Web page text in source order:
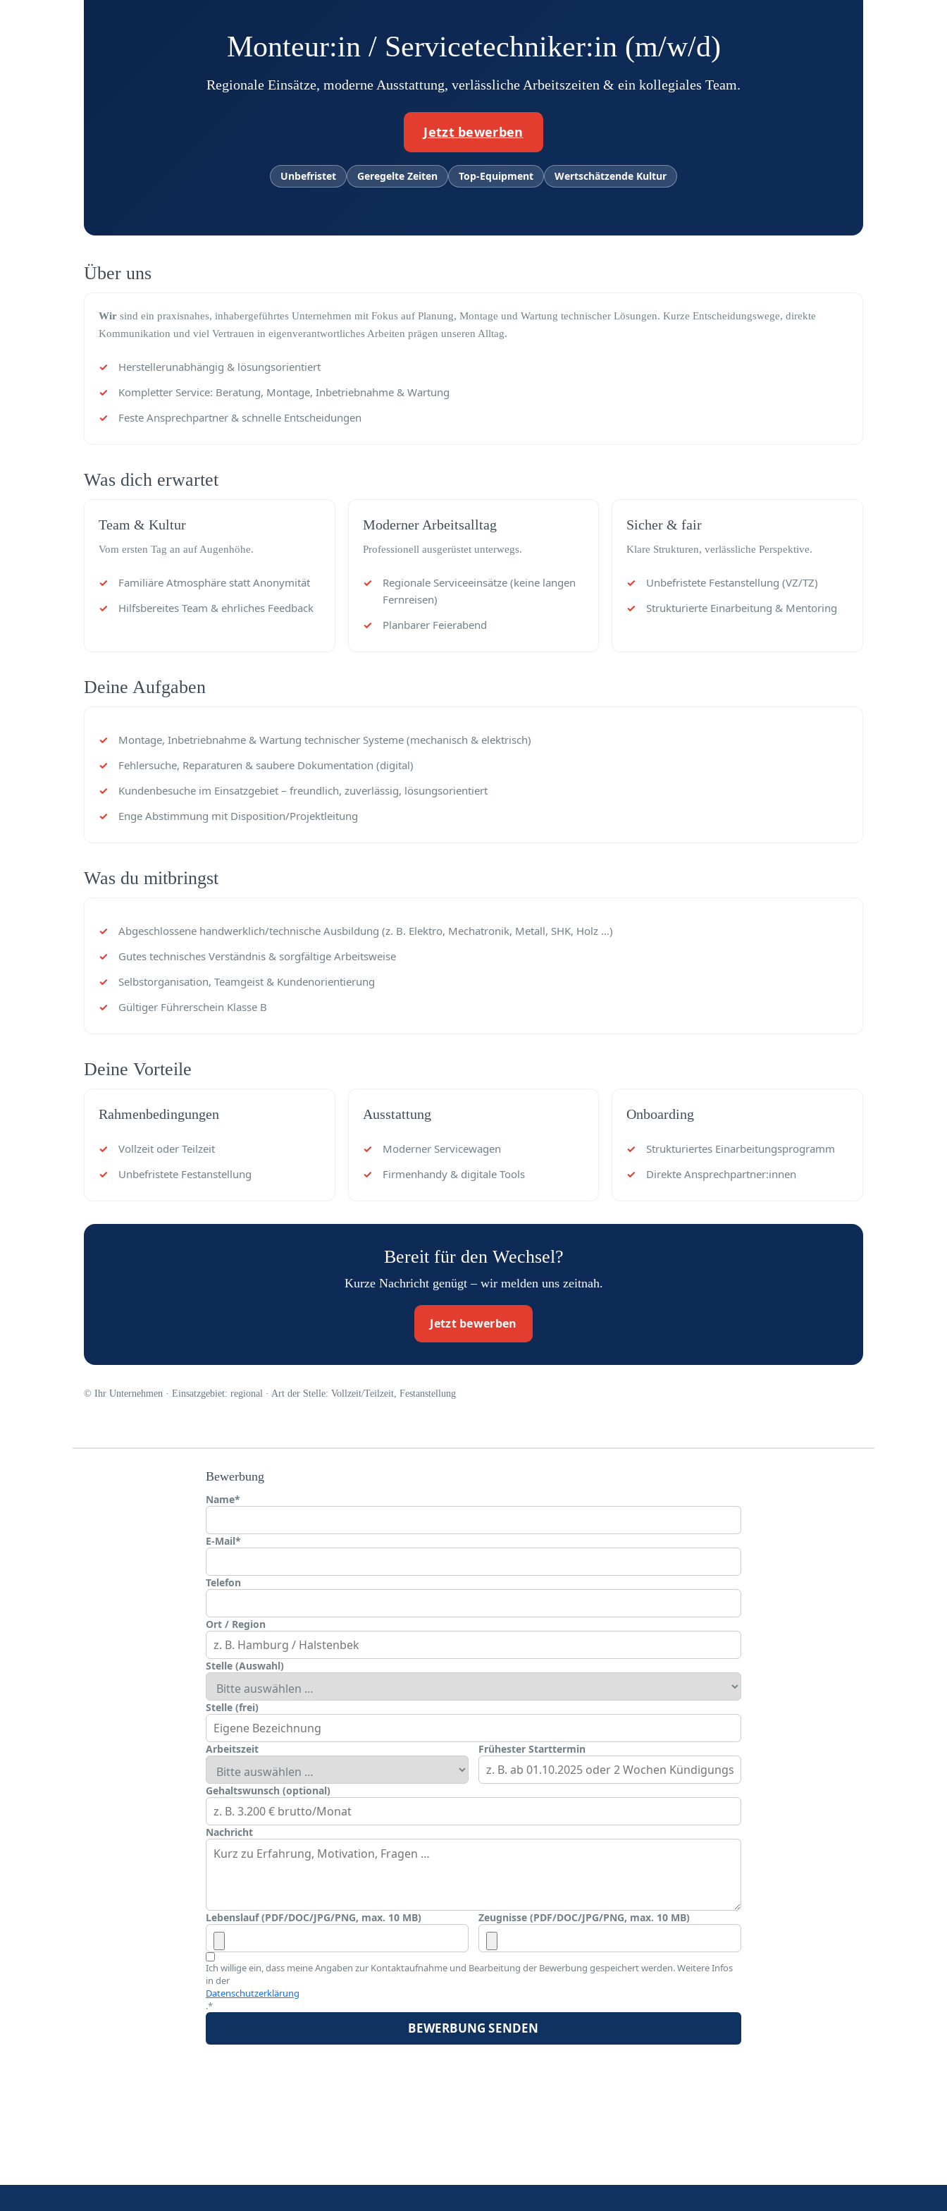
Monteur:in / Servicetechniker:in (m/w/d)
Regionale Einsätze, moderne Ausstattung, verlässliche Arbeitszeiten & ein kollegiales Team.
Jetzt bewerben
Unbefristet Geregelte Zeiten Top-Equipment Wertschätzende Kultur
Über uns
Wir sind ein praxisnahes, inhabergeführtes Unternehmen mit Fokus auf Planung, Montage und Wartung technischer Lösungen. Kurze Entscheidungswege, direkte
Kommunikation und viel Vertrauen in eigenverantwortliches Arbeiten prägen unseren Alltag.
Herstellerunabhängig & lösungsorientiert
Kompletter Service: Beratung, Montage, Inbetriebnahme & Wartung
Feste Ansprechpartner & schnelle Entscheidungen
Was dich erwartet
Team & Kultur
Vom ersten Tag an auf Augenhöhe.
Familiäre Atmosphäre statt Anonymität
Hilfsbereites Team & ehrliches Feedback
Moderner Arbeitsalltag
Professionell ausgerüstet unterwegs.
Regionale Serviceeinsätze (keine langen
Fernreisen)
Planbarer Feierabend
Sicher & fair
Klare Strukturen, verlässliche Perspektive.
Unbefristete Festanstellung (VZ/TZ)
Strukturierte Einarbeitung & Mentoring
Deine Aufgaben
Montage, Inbetriebnahme & Wartung technischer Systeme (mechanisch & elektrisch)
Fehlersuche, Reparaturen & saubere Dokumentation (digital)
Kundenbesuche im Einsatzgebiet – freundlich, zuverlässig, lösungsorientiert
Enge Abstimmung mit Disposition/Projektleitung
Was du mitbringst
Abgeschlossene handwerklich/technische Ausbildung (z. B. Elektro, Mechatronik, Metall, SHK, Holz …)
Gutes technisches Verständnis & sorgfältige Arbeitsweise
Selbstorganisation, Teamgeist & Kundenorientierung
Gültiger Führerschein Klasse B
Deine Vorteile
Rahmenbedingungen
Vollzeit oder Teilzeit
Unbefristete Festanstellung
Ausstattung
Moderner Servicewagen
Firmenhandy & digitale Tools
Onboarding
Strukturiertes Einarbeitungsprogramm
Direkte Ansprechpartner:innen
Bereit für den Wechsel?
Kurze Nachricht genügt – wir melden uns zeitnah.
Jetzt bewerben
© Ihr Unternehmen · Einsatzgebiet: regional · Art der Stelle: Vollzeit/Teilzeit, Festanstellung
Bewerbung
Name*
E-Mail*
Telefon
Ort / Region
Stelle (Auswahl)
Stelle (frei)
Arbeitszeit Frühester Starttermin
Gehaltswunsch (optional)
Nachricht
Lebenslauf (PDF/DOC/JPG/PNG, max. 10 MB) Zeugnisse (PDF/DOC/JPG/PNG, max. 10 MB)
Ich willige ein, dass meine Angaben zur Kontaktaufnahme und Bearbeitung der Bewerbung gespeichert werden. Weitere Infos
in der
Datenschutzerklärung
.*
BEWERBUNG SENDEN